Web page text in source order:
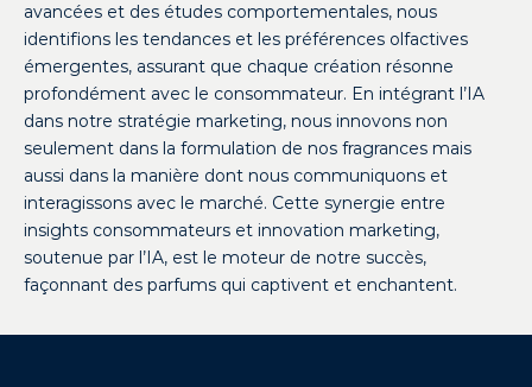
avancées et des études comportementales, nous
identifions les tendances et les préférences olfactives
émergentes, assurant que chaque création résonne
profondément avec le consommateur. En intégrant l’IA
dans notre stratégie marketing, nous innovons non
seulement dans la formulation de nos fragrances mais
aussi dans la manière dont nous communiquons et
interagissons avec le marché. Cette synergie entre
insights consommateurs et innovation marketing,
soutenue par l’IA, est le moteur de notre succès,
façonnant des parfums qui captivent et enchantent.